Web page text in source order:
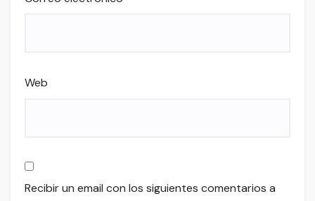
Web
Recibir un email con los siguientes comentarios a